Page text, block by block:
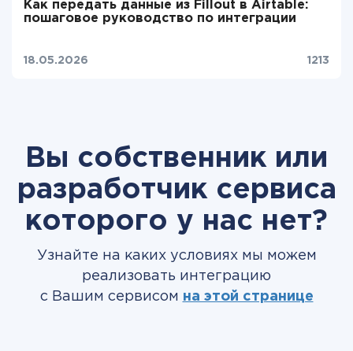
Как передать данные из Fillout в Airtable:
пошаговое руководство по интеграции
18.05.2026 1213
Вы собственник или
разработчик сервиса
которого у нас нет?
Узнайте на каких условиях мы можем
реализовать интеграцию
с Вашим сервисом на этой странице